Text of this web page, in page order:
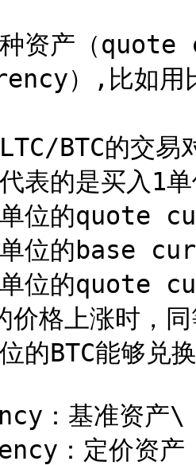
种资产（
）,比如用
BTC的交易
代表的是买入
单位的quote
单位的base
单位的quote
价格上涨时，
的BTC能够兑
：基准资产\
：定价资产